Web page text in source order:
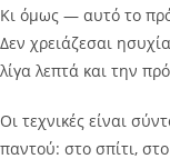
Κι όμως — αυτό το
Δεν χρειάζεσαι
λίγα λεπτά και την
Οι τεχνικές είναι
παντού: στο σπίτι,